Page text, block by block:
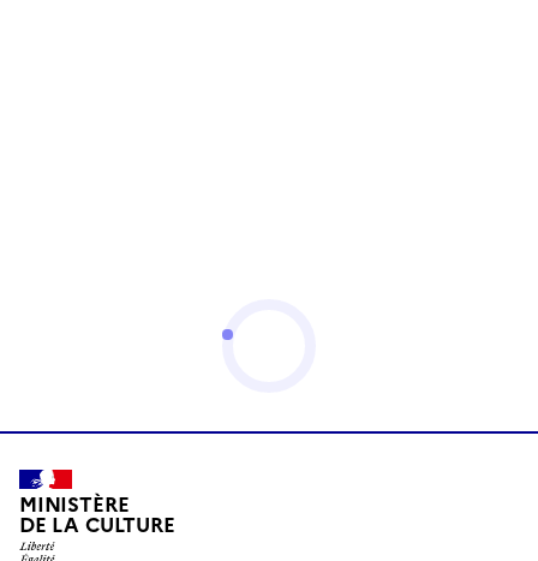
MINISTÈRE
DE LA CULTURE